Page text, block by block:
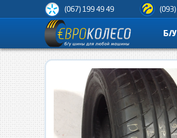
(067) 199 49 49
Б/